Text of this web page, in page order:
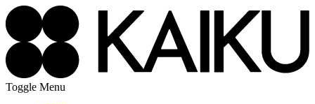
Toggle Menu